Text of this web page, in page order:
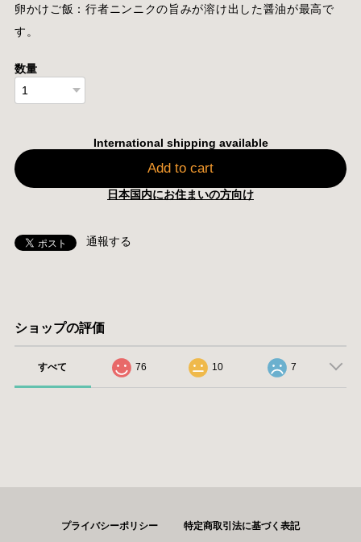
卵かけご飯：行者ニンニクの旨みが溶け出した醤油が最高で
す。
数量
International shipping available
Add to cart
日本国内にお住まいの方向け
通報する
ショップの評価
すべて 76 10 7
プライバシーポリシー 特定商取引法に基づく表記